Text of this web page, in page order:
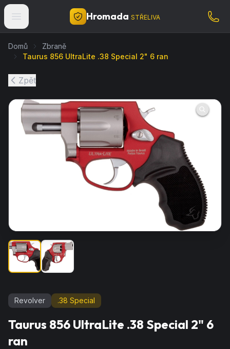
Hromada STŘELIVA
Domů
Zbraně
Taurus 856 UltraLite .38 Special 2" 6 ran
Zpět
Revolver .38 Special
Taurus 856 UltraLite .38 Special 2" 6
ran